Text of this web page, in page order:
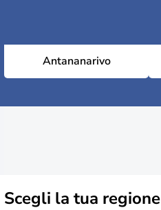
Antananarivo
Scegli la tua regione